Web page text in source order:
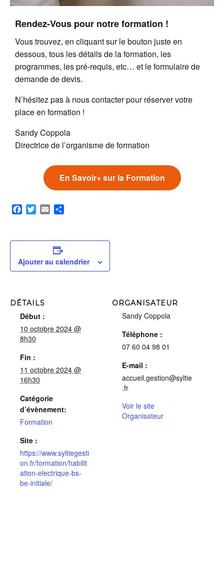
Rendez-Vous pour notre formation !
Vous trouvez, en cliquant sur le bouton juste en
dessous, tous les détails de la formation, les
programmes, les pré-requis, etc… et le formulaire de
demande de devis.
N’hésitez pas à nous contacter pour réserver votre
place en formation !
Sandy Coppola
Directrice de l’organisme de formation
En Savoir+ sur la Formation
Facebook
TwitterEmail
Ajouter au calendrier
DÉTAILS
Début :
10 octobre 2024 @
8h30
Fin :
11 octobre 2024 @
16h30
Catégorie
d’évènement:
Formation
Site :
https://www.syltiegesti
on.fr/formation/habilit
ation-electrique-bs-
be-initiale/
ORGANISATEUR
Sandy Coppola
Téléphone :
07 60 04 98 01
E-mail :
accueil.gestion@syltie
.fr
Voir le site
Organisateur